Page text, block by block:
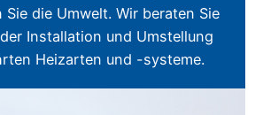
Sie die Umwelt. Wir beraten Sie
Installation und Umstellung
Heizarten und -systeme.